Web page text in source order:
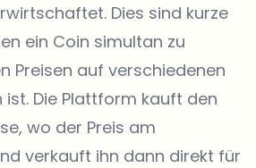
Dies sind kurze
ein Coin simultan zu
Preisen auf verschiedenen
ist. Die Plattform kauft den
wo der Preis am
verkauft ihn dann direkt für